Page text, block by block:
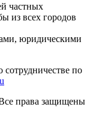
частных
из всех городов
юридическими
по
права защищены